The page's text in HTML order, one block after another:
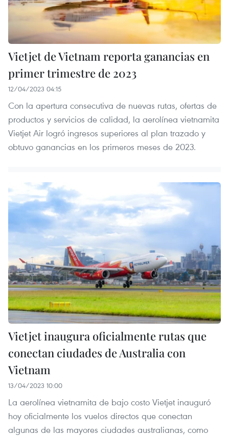
Vietjet de Vietnam reporta ganancias en
primer trimestre de 2023
12/04/2023 04:15
Con la apertura consecutiva de nuevas rutas, ofertas de
productos y servicios de calidad, la aerolínea vietnamita
Vietjet Air logró ingresos superiores al plan trazado y
obtuvo ganancias en los primeros meses de 2023.
Vietjet inaugura oficialmente rutas que
conectan ciudades de Australia con
Vietnam
13/04/2023 10:00
La aerolínea vietnamita de bajo costo Vietjet inauguró
hoy oficialmente los vuelos directos que conectan
algunas de las mayores ciudades australianas, como